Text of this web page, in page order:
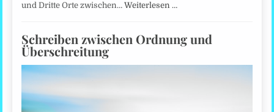
und Dritte Orte zwischen…Weiterlesen …
Schreiben zwischen Ordnung und
Überschreitung